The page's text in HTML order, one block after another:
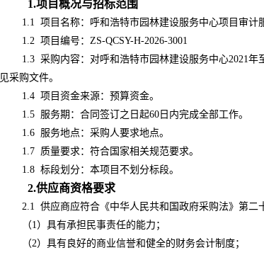
1.项目概况与招标范围
1.1 项目名称：呼和浩特市园林建设服务中心项目审计
1.2 项目编号：ZS-QCSY-H-2026-3001
1.3 采购内容：对呼和浩特市园林建设服务中心2021
见采购文件。
1.4 项目资金来源：预算资金。
1.5 服务期：合同签订之日起60日内完成全部工作。
1.6 服务地点：采购人要求地点。
1.7 质量要求： 符合国家相关规范要求。
1.8 标段划分：本项目不划分标段。
2.供应商资格要求
2.1 供应商应符合《中华人民共和国政府采购法》第二
（1）具有承担民事责任的能力；
（2）具有良好的商业信誉和健全的财务会计制度；